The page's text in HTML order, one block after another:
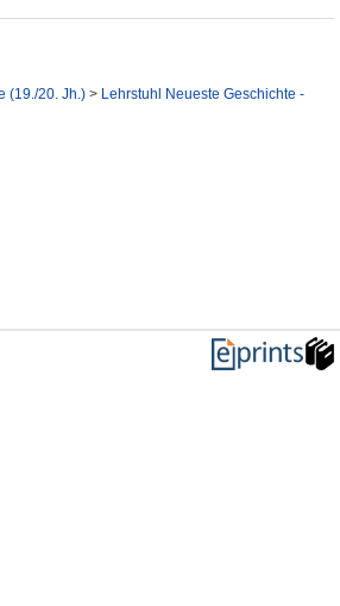
(19./20. Jh.) > Lehrstuhl Neueste Geschichte -